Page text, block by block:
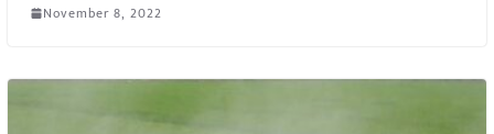
November 8, 2022